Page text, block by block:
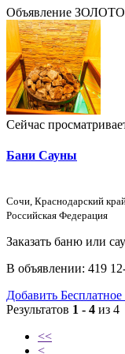
Объявление ЗОЛОТО
Сейчас
Бани Сауны
Сочи, Краснодарский
Российская Федерация
Заказать баню или
В объявлении: 419
Добавить
Результатов 1 - 4 из 4
<<
<